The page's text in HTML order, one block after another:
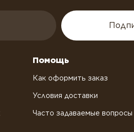
Помощь
Как оформить заказ
Условия доставки
Часто задаваемые вопросы